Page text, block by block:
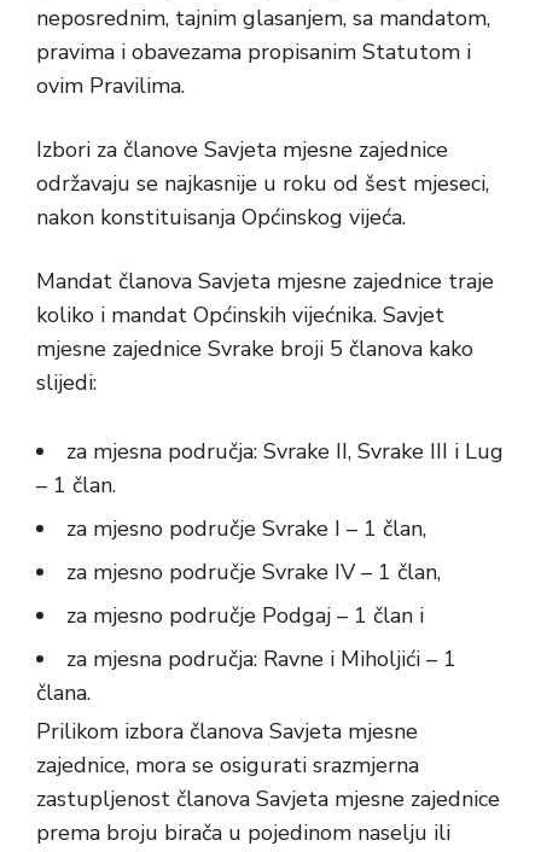
neposrednim, tajnim glasanjem, sa mandatom,
pravima i obavezama propisanim Statutom i
ovim Pravilima.
Izbori za članove Savjeta mjesne zajednice
održavaju se najkasnije u roku od šest mjeseci,
nakon konstituisanja Općinskog vijeća.
Mandat članova Savjeta mjesne zajednice traje
koliko i mandat Općinskih vijećnika. Savjet
mjesne zajednice Svrake broji 5 članova kako
slijedi:
za mjesna područja: Svrake II, Svrake III i Lug
– 1 član.
za mjesno područje Svrake I – 1 član,
za mjesno područje Svrake IV – 1 član,
za mjesno područje Podgaj – 1 član i
za mjesna područja: Ravne i Miholjići – 1
člana.
Prilikom izbora članova Savjeta mjesne
zajednice, mora se osigurati srazmjerna
zastupljenost članova Savjeta mjesne zajednice
prema broju birača u pojedinom naselju ili